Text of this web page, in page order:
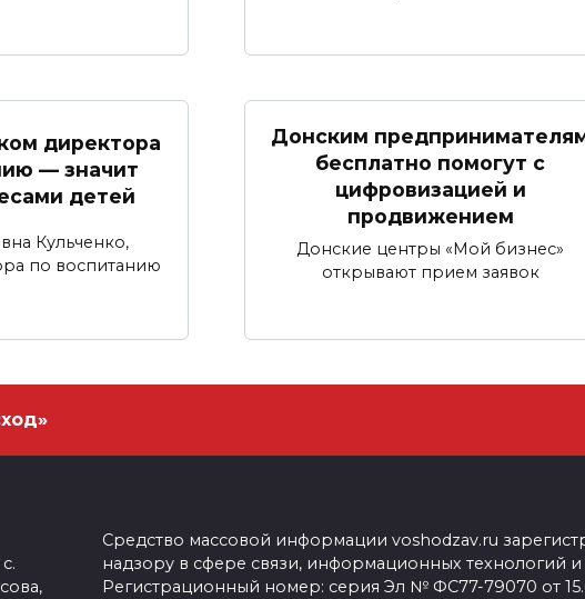
директора
— значит
детей
Кульченко,
по воспитанию
Донским
бесплатно помогут с
цифровизацией и
продвижением
Донские центры «Мой бизнес»
открывают прием заявок
Средство массовой информации voshodzav.ru
надзору в сфере связи, информационных технологий
Регистрационный номер: серия Эл № ФС77-79070 от